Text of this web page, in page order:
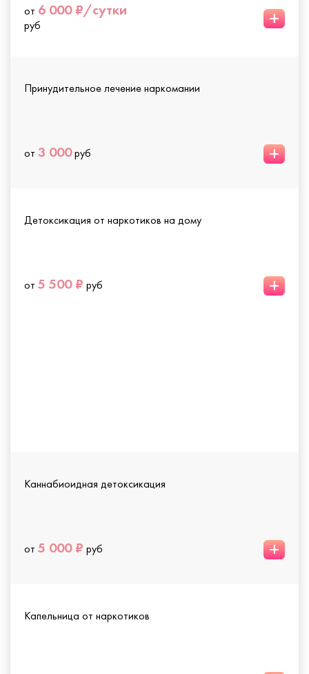
от 6 000 ₽/сутки
руб +
Принудительное лечение наркомании
от 3 000руб +
Детоксикация от наркотиков на дому
от 5 500 ₽ руб +
Каннабиоидная детоксикация
от 5 000 ₽ руб +
Капельница от наркотиков